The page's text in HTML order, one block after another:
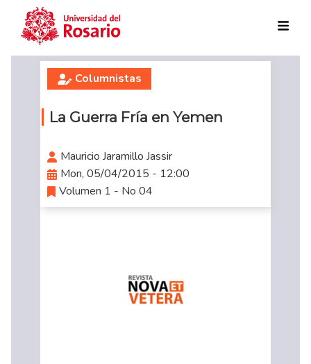
Skip to main content
Columnistas
La Guerra Fría en Yemen
Mauricio Jaramillo Jassir
Mon, 05/04/2015 - 12:00
Volumen 1 - No 04